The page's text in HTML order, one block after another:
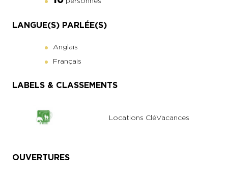
LANGUE(S) PARLÉE(S)
Anglais
Français
LABELS & CLASSEMENTS
Locations CléVacances
OUVERTURES